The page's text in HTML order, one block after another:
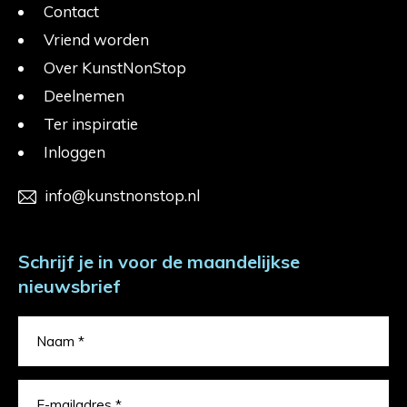
Contact
Vriend worden
Over KunstNonStop
Deelnemen
Ter inspiratie
Inloggen
info@kunstnonstop.nl
Schrijf je in voor de maandelijkse
nieuwsbrief